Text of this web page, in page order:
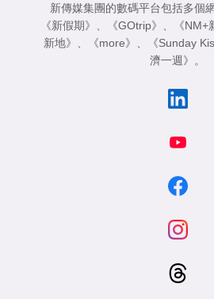
新傳媒集團的數碼平台包括多個
《新假期》
《GOtrip》 《NM+
新地》
《more》 《Sunday
濟一週》
。